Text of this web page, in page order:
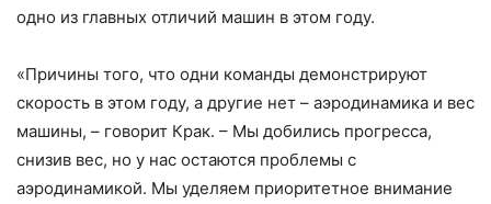
одно из главных отличий машин в этом году.
«Причины того, что одни команды демонстрируют
скорость в этом году, а другие нет – аэродинамика и вес
машины, – говорит Крак. – Мы добились прогресса,
снизив вес, но у нас остаются проблемы с
аэродинамикой. Мы уделяем приоритетное внимание